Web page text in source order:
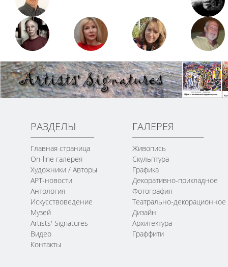
РАЗДЕЛЫ
Главная страница
On-line галерея
Художники / Авторы
АРТ-новости
Антология
Искусствоведение
Музей
Artists' Signatures
Видео
Контакты
ГАЛЕРЕЯ
Живопись
Скульптура
Графика
Декоративно-прикладное
Фотография
Театрально-декорационное
Дизайн
Архитектура
Граффити